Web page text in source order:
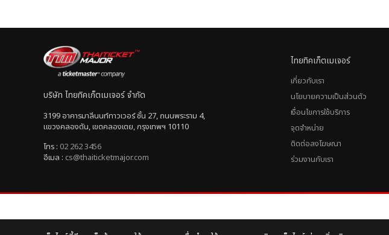
บริษัท ไทยทิคเก็ตเมเจอร์ จำกัด
3199 อาคารมาลีนนท์ทาวเวอร์ ชั้น 27, ถนนพระราม 4,
แขวงคลองตัน, เขตคลองเตย, กรุงเทพฯ 10110
โทร : 02 262 3456
อีเมล : cs@thaiticketmajor.com
ไทยทิคเก็ตเมเจอร์
เกี่ยวกับเรา
นโยบายความเป็นส่วนตัว
เงื่อนไขการใช้บริการ
จุดจำหน่าย
ติดต่อลงโฆษณา
ร่วมงานกับเรา